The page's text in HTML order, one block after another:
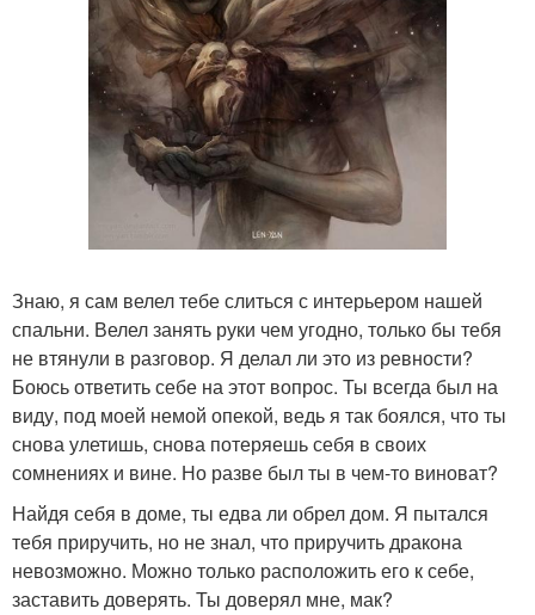
Знаю, я сам велел тебе слиться с интерьером нашей
спальни. Велел занять руки чем угодно, только бы тебя
не втянули в разговор. Я делал ли это из ревности?
Боюсь ответить себе на этот вопрос. Ты всегда был на
виду, под моей немой опекой, ведь я так боялся, что ты
снова улетишь, снова потеряешь себя в своих
сомнениях и вине. Но разве был ты в чем-то виноват?
Найдя себя в доме, ты едва ли обрел дом. Я пытался
тебя приручить, но не знал, что приручить дракона
невозможно. Можно только расположить его к себе,
заставить доверять. Ты доверял мне, мак?